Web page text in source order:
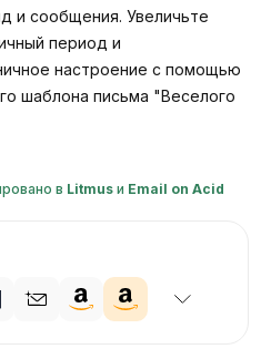
и сообщения. Увеличьте
период и
настроение с помощью
шаблона письма "Веселого
в Litmus и Email on Acid